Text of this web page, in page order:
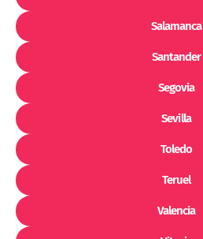
Salamanca
Santander
Segovia
Sevilla
Toledo
Teruel
Valencia